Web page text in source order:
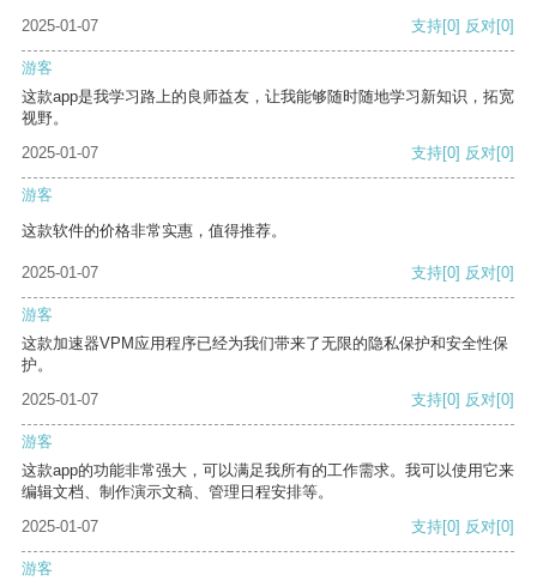
2025-01-07 支持[0] 反对[0]
游客
这款app是我学习路上的良师益友，让我能够随时随地学习新知识，拓宽
视野。
2025-01-07
支持[0] 反对[0]
游客
这款软件的价格非常实惠，值得推荐。
2025-01-07 支持[0] 反对[0]
游客
这款加速器VPM应用程序已经为我们带来了无限的隐私保护和安全性保
护。
2025-01-07
支持[0] 反对[0]
游客
这款app的功能非常强大，可以满足我所有的工作需求。我可以使用它来
编辑文档、制作演示文稿、管理日程安排等。
2025-01-07
支持[0] 反对[0]
游客